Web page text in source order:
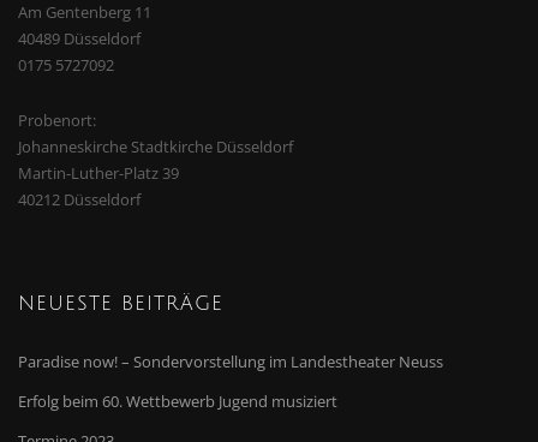
Am Gentenberg 11
40489 Düsseldorf
0175 5727092
Probenort:
Johanneskirche Stadtkirche Düsseldorf
Martin-Luther-Platz 39
40212 Düsseldorf
NEUESTE BEITRÄGE
Paradise now! – Sondervorstellung im Landestheater Neuss
Erfolg beim 60. Wettbewerb Jugend musiziert